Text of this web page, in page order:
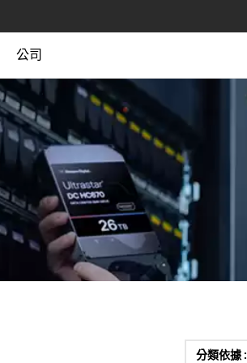
公司
分類依據 :